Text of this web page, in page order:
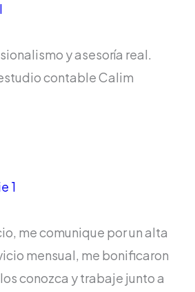
y asesoría real.
contable Calim
1
me comunique por un alta
mensual, me bonificaron
conozca y trabaje junto a